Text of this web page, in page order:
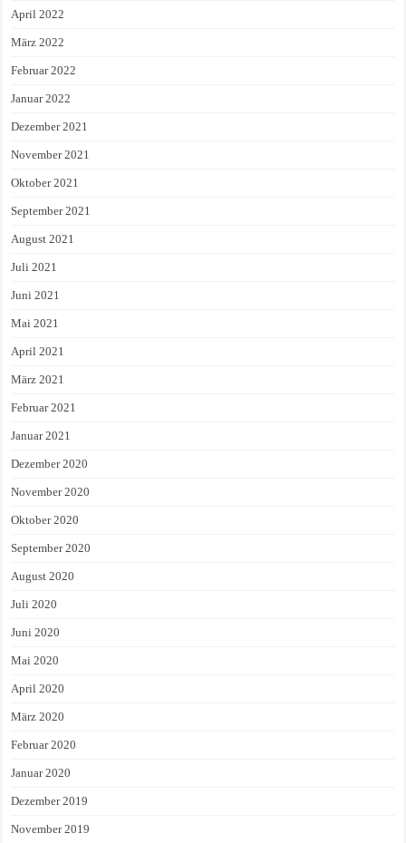
April 2022
März 2022
Februar 2022
Januar 2022
Dezember 2021
November 2021
Oktober 2021
September 2021
August 2021
Juli 2021
Juni 2021
Mai 2021
April 2021
März 2021
Februar 2021
Januar 2021
Dezember 2020
November 2020
Oktober 2020
September 2020
August 2020
Juli 2020
Juni 2020
Mai 2020
April 2020
März 2020
Februar 2020
Januar 2020
Dezember 2019
November 2019